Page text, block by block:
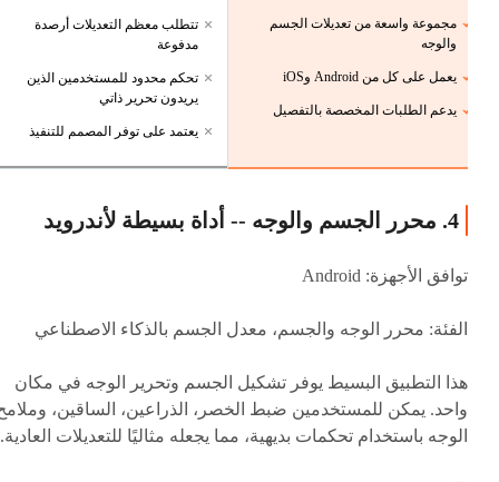
مجموعة واسعة من تعديلات الجسم
والوجه
يعمل على كل من Android وiOS
يدعم الطلبات المخصصة بالتفصيل
تتطلب معظم التعديلات أرصدة
مدفوعة
تحكم محدود للمستخدمين الذين
يريدون تحرير ذاتي
يعتمد على توفر المصمم للتنفيذ
4. محرر الجسم والوجه -- أداة بسيطة لأندرويد
توافق الأجهزة: Android
الفئة: محرر الوجه والجسم، معدل الجسم بالذكاء الاصطناعي
هذا التطبيق البسيط يوفر تشكيل الجسم وتحرير الوجه في مكان
واحد. يمكن للمستخدمين ضبط الخصر، الذراعين، الساقين،
الوجه باستخدام تحكمات بديهية، مما يجعله مثاليًا للتعديلات العادية.